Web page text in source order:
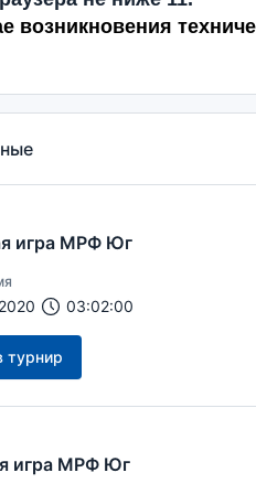
возникновения
игра МРФ Юг
03:02:00
турнир
игра МРФ Юг